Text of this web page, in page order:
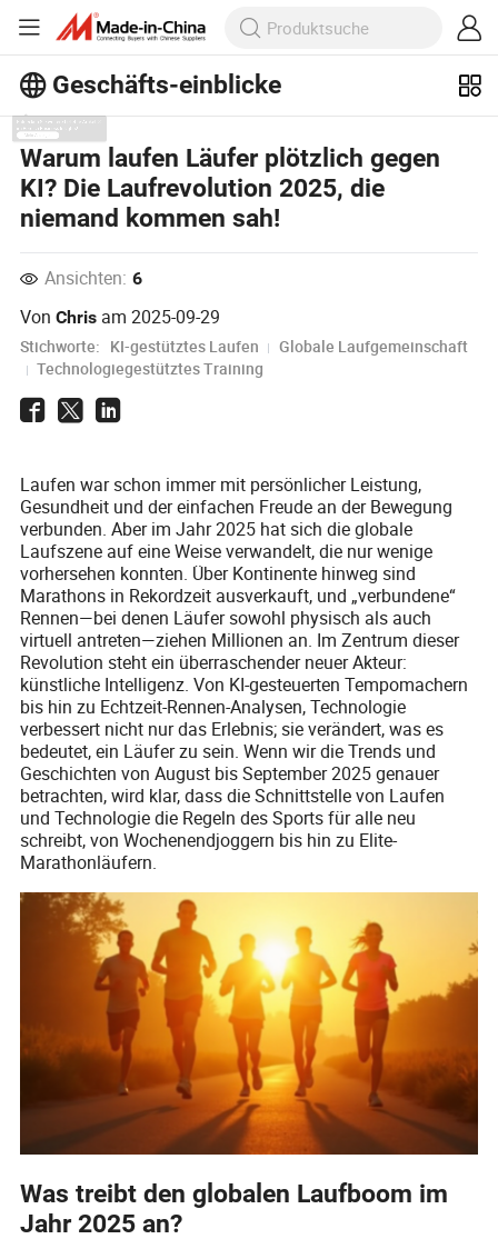
Geschäfts-einblicke
Entdecken Sie weitere beliebte Artikel
im Bereich Business Insights!
Mehr Anzeigen
Warum laufen Läufer plötzlich gegen
KI? Die Laufrevolution 2025, die
niemand kommen sah!
Ansichten: 6
VonChris am2025-09-29
Stichworte: KI-gestütztes Laufen
Globale Laufgemeinschaft
Technologiegestütztes Training
Laufen war schon immer mit persönlicher Leistung,
Gesundheit und der einfachen Freude an der Bewegung
verbunden. Aber im Jahr 2025 hat sich die globale
Laufszene auf eine Weise verwandelt, die nur wenige
vorhersehen konnten. Über Kontinente hinweg sind
Marathons in Rekordzeit ausverkauft, und „verbundene“
Rennen—bei denen Läufer sowohl physisch als auch
virtuell antreten—ziehen Millionen an. Im Zentrum dieser
Revolution steht ein überraschender neuer Akteur:
künstliche Intelligenz. Von KI-gesteuerten Tempomachern
bis hin zu Echtzeit-Rennen-Analysen, Technologie
verbessert nicht nur das Erlebnis; sie verändert, was es
bedeutet, ein Läufer zu sein. Wenn wir die Trends und
Geschichten von August bis September 2025 genauer
betrachten, wird klar, dass die Schnittstelle von Laufen
und Technologie die Regeln des Sports für alle neu
schreibt, von Wochenendjoggern bis hin zu Elite-
Marathonläufern.
Was treibt den globalen Laufboom im
Jahr 2025 an?